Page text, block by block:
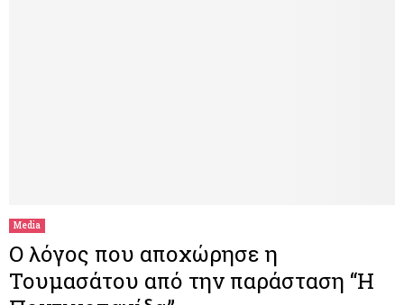
Media
Ο λόγος που αποχώρησε η
Τουμασάτου από την παράσταση “Η